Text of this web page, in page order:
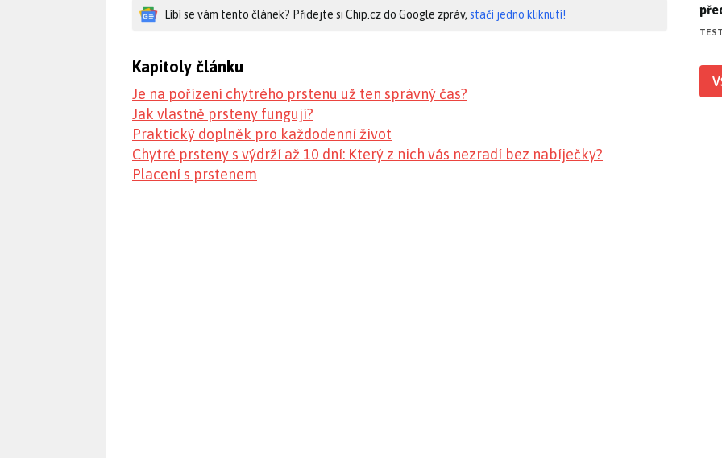
Líbí se vám tento článek? Přidejte si Chip.cz do Google zpráv, stačí jedno kliknutí!
Kapitoly článku
Je na pořízení chytrého prstenu už ten správný čas?
Jak vlastně prsteny fungují?
Praktický doplněk pro každodenní život
Chytré prsteny s výdrží až 10 dní: Který z nich vás nezradí bez nabíječky?
Placení s prstenem